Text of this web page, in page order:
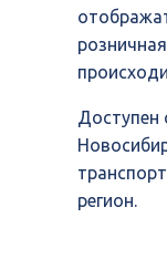
Доступен
регион.